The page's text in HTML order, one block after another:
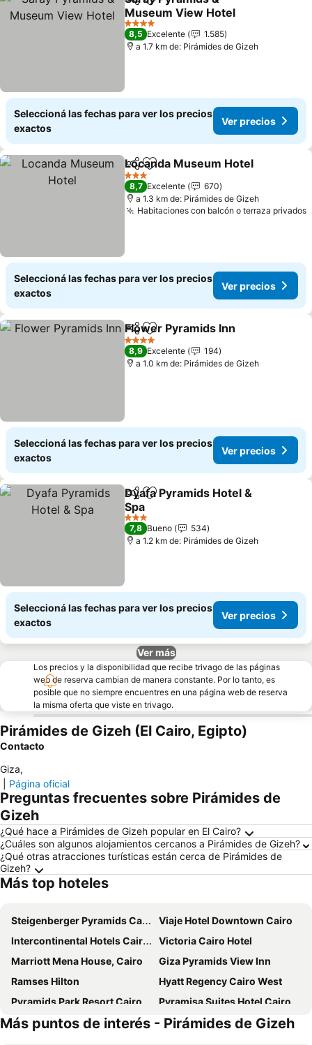
CompartirAñadir a favoritos
Museum View Hotel
Ver precios
4 Estrellas
8,5 Excelente
1.585
a 1.7 km de: Pirámides de Gizeh
Seleccioná las fechas para ver los precios
exactos
Ver precios
CompartirAñadir a favoritos
Locanda Museum Hotel
3 Estrellas
8,7 Excelente
670
a 1.3 km de: Pirámides de Gizeh
Habitaciones con balcón o terraza privados
Seleccioná las fechas para ver los precios
exactos
Ver precios
CompartirAñadir a favoritos
Flower Pyramids Inn
4 Estrellas
8,9 Excelente
194
a 1.0 km de: Pirámides de Gizeh
Seleccioná las fechas para ver los precios
exactos
Ver precios
CompartirAñadir a favoritos
Dyafa Pyramids Hotel &
Spa
Ver precios
3 Estrellas
7,8 Bueno
534
a 1.2 km de: Pirámides de Gizeh
Seleccioná las fechas para ver los precios
exactos
Ver precios
Ver más
Los precios y la disponibilidad que recibe trivago de las páginas
web de reserva cambian de manera constante. Por lo tanto, es
posible que no siempre encuentres en una página web de reserva
la misma oferta que viste en trivago.
Pirámides de Gizeh (El Cairo, Egipto)
Contacto
Giza,
Página oficial
Preguntas frecuentes sobre Pirámides de
Gizeh
¿Qué hace a Pirámides de Gizeh popular en El Cairo?
¿Cuáles son algunos alojamientos cercanos a Pirámides de Gizeh?
¿Qué otras atracciones turísticas están cerca de Pirámides de
Gizeh?
Más top hoteles
Steigenberger Pyramids Cairo
Viaje Hotel Downtown Cairo
Intercontinental Hotels Cairo Semiramis By Ihg
Victoria Cairo Hotel
Marriott Mena House, Cairo
Giza Pyramids View Inn
Ramses Hilton
Hyatt Regency Cairo West
Pyramids Park Resort Cairo
Pyramisa Suites Hotel Cairo
Barcelo Cairo Pyramids
Grand Pyramids Hotel
Más puntos de interés - Pirámides de Gizeh